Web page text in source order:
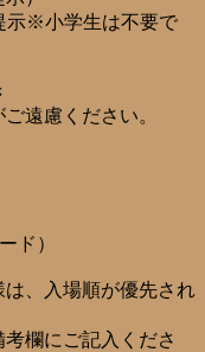
示※小学生は不要で
遠慮ください。
ド）
は、入場順が優先され
欄にご記入くださ